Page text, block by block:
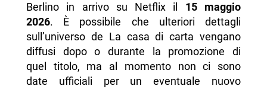
Berlino in arrivo su Netflix il 15 maggio
2026. È possibile che ulteriori dettagli
sull’universo de La casa di carta vengano
diffusi dopo o durante la promozione di
quel titolo, ma al momento non ci sono
date ufficiali per un eventuale nuovo